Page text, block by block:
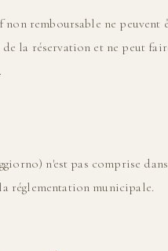
non remboursable ne
la réservation et ne peut
n'est pas comprise
réglementation municipale.